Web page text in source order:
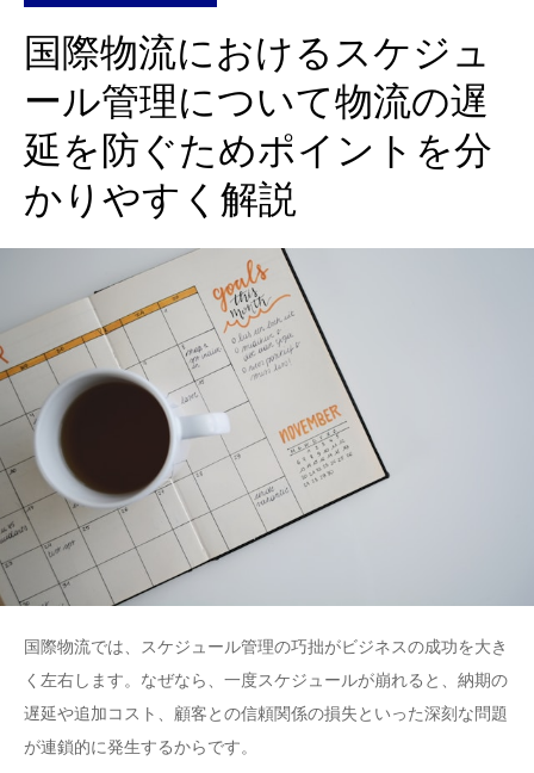
国際物流におけるスケジュ
ール管理について物流の遅
延を防ぐためポイントを分
かりやすく解説
国際物流では、スケジュール管理の巧拙がビジネスの成功を大き
く左右します。なぜなら、一度スケジュールが崩れると、納期の
遅延や追加コスト、顧客との信頼関係の損失といった深刻な問題
が連鎖的に発生するからです。